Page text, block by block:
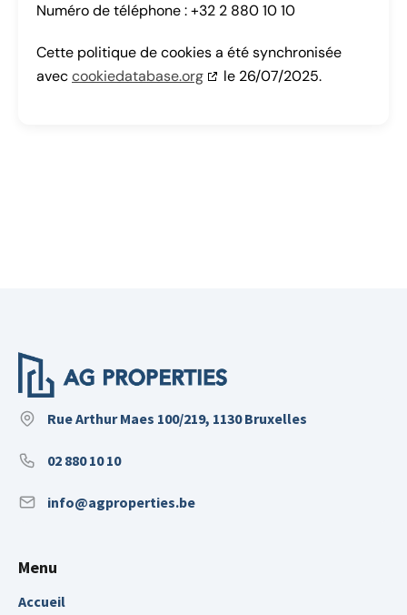
Numéro de téléphone : +32 2 880 10 10
Cette politique de cookies a été synchronisée
aveccookiedatabase.org le 26/07/2025.
Rue Arthur Maes 100/219, 1130 Bruxelles
02 880 10 10
info@agproperties.be
Menu
Accueil